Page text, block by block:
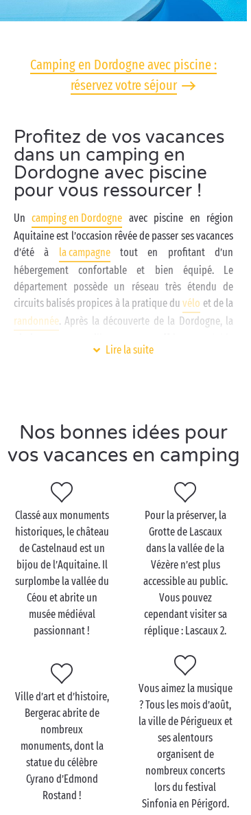
Camping en Dordogne avec piscine :
réservez votre séjour
Profitez de vos vacances
dans un camping en
Dordogne avec piscine
pour vous ressourcer !
Uncamping en Dordogne avec piscine en région
Aquitaine est l’occasion rêvée de passer ses vacances
d’été à la campagnetout en profitant d’un
hébergement confortable et bien équipé. Le
département possède un réseau très étendu de
circuits balisés propices à la pratique duvélo et de la
randonnée. Après la découverte de la Dordogne, la
moment de détente et d’amusement. Bassins
La Dordogne est aussi un véritable bonheur pour
tous les gourmands et les gourmandes. Sa
gastronomie est riche : elle met à l’honneur de
nombreux produits issus du canard et de l’oie,
notamment le foie gras, le gésier et le confit. Côté
sucré, la Dordogne vous régale avec ses plats à base
de noix, de mirabelles et de fraises.
Lire la suite
Nos bonnes idées pour
vos vacances en camping
Classé aux monuments
historiques, le château
de Castelnaud est un
bijou de l’Aquitaine. Il
surplombe la vallée du
Céou et abrite un
musée médiéval
passionnant !
Pour la préserver, la
Grotte de Lascaux
dans la vallée de la
Vézère n’est plus
accessible au public.
Vous pouvez
cependant visiter sa
réplique : Lascaux 2.
Ville d’art et d’histoire,
Bergerac abrite de
nombreux
monuments, dont la
statue du célèbre
Cyrano d’Edmond
Rostand !
Vous aimez la musique
? Tous les mois d’août,
la ville de Périgueux et
ses alentours
organisent de
nombreux concerts
lors du festival
Sinfonia en Périgord.